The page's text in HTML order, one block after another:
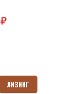
₽
ЛИЗИНГ